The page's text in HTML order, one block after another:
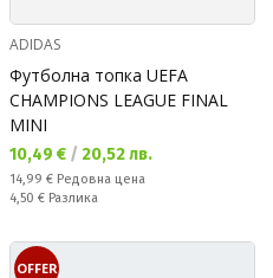
ADIDAS
Футболна топка UEFA
CHAMPIONS LEAGUE FINAL
MINI
Текуща цена:
10,49 € / 20,52 лв.
Редовна цена:
14,99 € Редовна цена
Спестявате:
4,50 € Разлика
OFFER